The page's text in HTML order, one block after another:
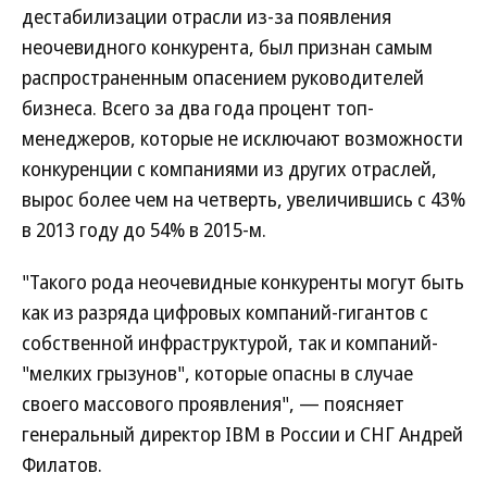
дестабилизации отрасли из-за появления
неочевидного конкурента, был признан самым
распространенным опасением руководителей
бизнеса. Всего за два года процент топ-
менеджеров, которые не исключают возможности
конкуренции с компаниями из других отраслей,
вырос более чем на четверть, увеличившись с 43%
в 2013 году до 54% в 2015-м.
"Такого рода неочевидные конкуренты могут быть
как из разряда цифровых компаний-гигантов с
собственной инфраструктурой, так и компаний-
"мелких грызунов", которые опасны в случае
своего массового проявления", — поясняет
генеральный директор IBM в России и СНГ Андрей
Филатов.